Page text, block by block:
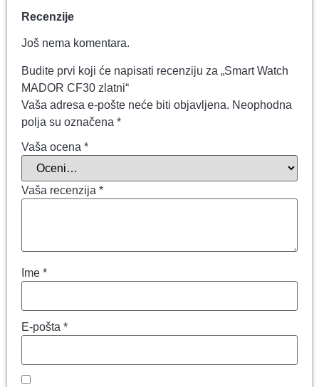
Recenzije
Još nema komentara.
Budite prvi koji će napisati recenziju za „Smart Watch
MADOR CF30 zlatni“
Vaša adresa e-pošte neće biti objavljena. Neophodna
polja su označena *
Vaša ocena *
Vaša recenzija *
Ime *
E-pošta *